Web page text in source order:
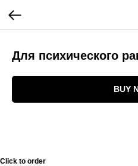
Для психического
BUY
Click to order